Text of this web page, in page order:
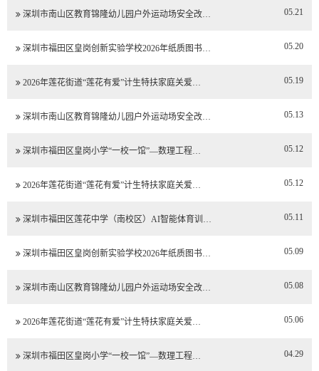
深圳市南山区教育锦隆幼儿园户外运动场安全改… 05.21
深圳市福田区皇岗创新实验学校2026年纸质图书… 05.20
2026年莲花街道“莲花有爱”计生特扶家庭关爱… 05.19
深圳市南山区教育锦隆幼儿园户外运动场安全改… 05.13
深圳市福田区皇岗小学“一校一馆”—数理工程… 05.12
2026年莲花街道“莲花有爱”计生特扶家庭关爱… 05.12
深圳市福田区莲花中学（南校区）AI智能体育训… 05.11
深圳市福田区皇岗创新实验学校2026年纸质图书… 05.09
深圳市南山区教育锦隆幼儿园户外运动场安全改… 05.08
2026年莲花街道“莲花有爱”计生特扶家庭关爱… 05.06
深圳市福田区皇岗小学“一校一馆”—数理工程… 04.29